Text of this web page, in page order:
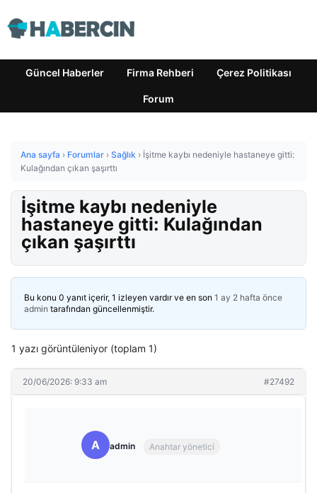
Güncel Haberler Firma Rehberi Çerez Politikası
Forum
Ana sayfa › Forumlar › Sağlık › İşitme kaybı nedeniyle hastaneye gitti:
Kulağından çıkan şaşırttı
İşitme kaybı nedeniyle
hastaneye gitti: Kulağından
çıkan şaşırttı
Bu konu 0 yanıt içerir, 1 izleyen vardır ve en son 1 ay 2 hafta önce
admin tarafından güncellenmiştir.
1 yazı görüntüleniyor (toplam 1)
20/06/2026: 9:33 am #27492
A admin Anahtar yönetici